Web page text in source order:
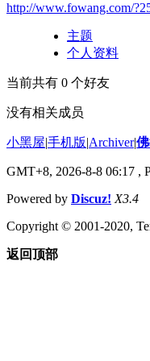
http://www.fowang.com/
主题
个人资料
当前共有 0 个好友
没有相关成员
小黑屋|手机版|Archiver|
GMT+8, 2026-8-8 06:17 ,
Powered by Discuz! X3.4
Copyright © 2001-2020,
返回顶部